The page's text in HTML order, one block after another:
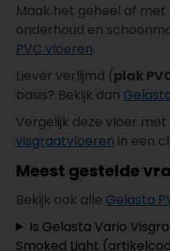
Maak het geheel af met
onderhoud en
PVC vloeren.
Liever verlijmd (plak
basis? Bekijk dan
Vergelijk deze vloer
visgraatvloeren in een
Meest gestelde
Bekijk ook alle Gelasta
Is Gelasta Vario
Smoked Light